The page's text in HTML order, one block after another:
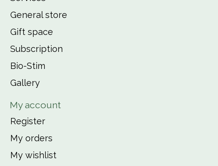
General store
Gift space
Subscription
Bio-Stim
Gallery
My account
Register
My orders
My wishlist